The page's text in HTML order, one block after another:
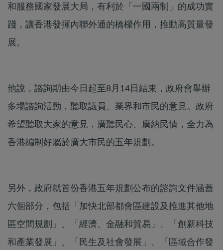
和服務國家發展大局，有利於「一國兩制」的成功實
踐，讓香港發揮內聯外通的橋樑作用，推動高質量發
展。
他說，諮詢期由今日起至8月14日結束，政府會舉辦
多場諮詢活動，聽取議員、業界和市民的意見。政府
希望聽取大家的意見，廣聽民心、廣納民情，全力為
香港編制好屬於廣大市民的五年規劃。
另外，政府就首份香港五年規劃公布的諮詢文件涵蓋
六個部分，包括「加快北部都會區建設及推進其他地
區空間規劃」、「經濟、金融和貿易」、「創新科技
和產業發展」、「民生及社會發展」、「區域合作發